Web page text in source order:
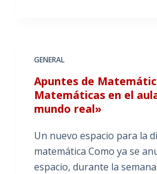
GENERAL
Apuntes de
Matemáticas en el
mundo real»
Un nuevo espacio para la
matemática Como ya se
espacio, durante la